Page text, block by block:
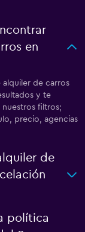
en
alquiler de carros
y te
filtros;
precio, agencias
de
política